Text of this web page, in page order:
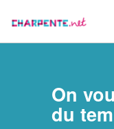
On
du